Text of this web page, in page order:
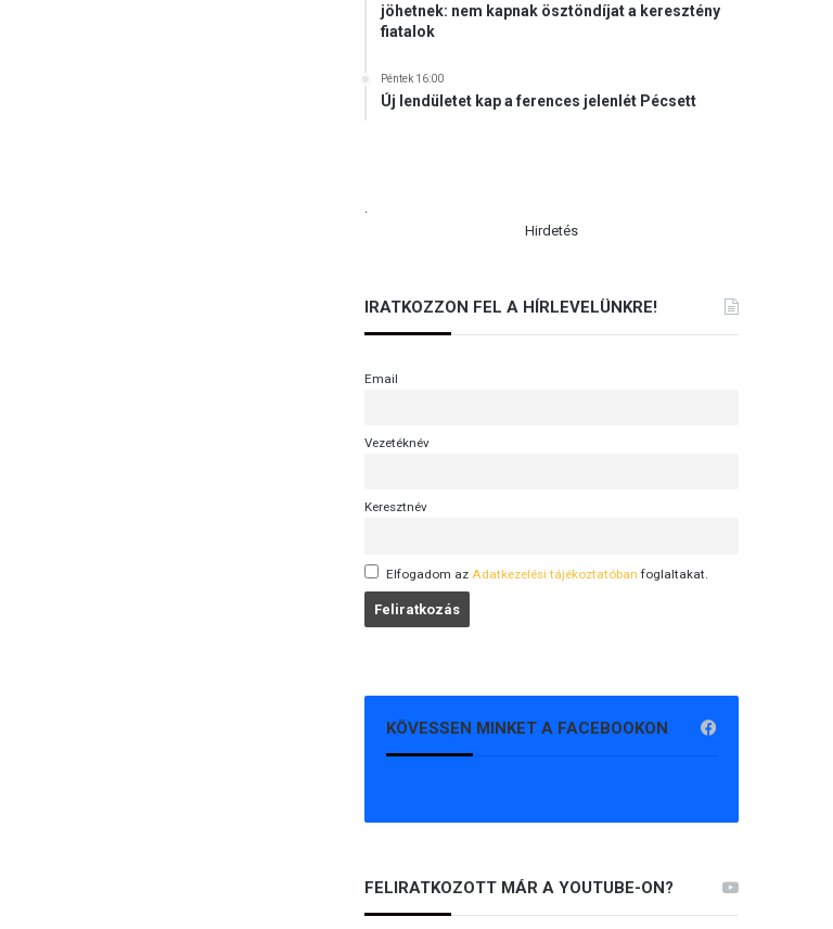
jöhetnek: nem kapnak ösztöndíjat a keresztény
fiatalok
Péntek 16:00
Új lendületet kap a ferences jelenlét Pécsett
.
Hirdetés
IRATKOZZON FEL A HÍRLEVELÜNKRE!
Email
Vezetéknév
Keresztnév
Elfogadom az Adatkezelési tájékoztatóban foglaltakat.
KÖVESSEN MINKET A FACEBOOKON
FELIRATKOZOTT MÁR A YOUTUBE-ON?